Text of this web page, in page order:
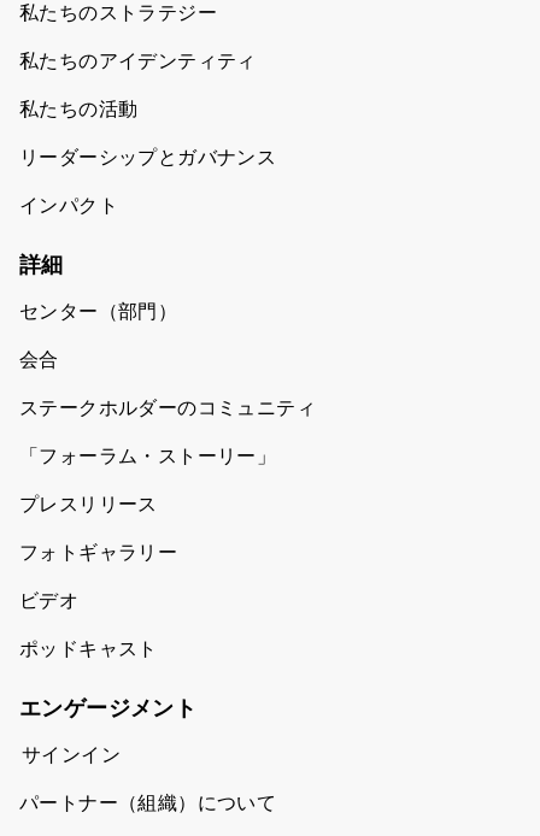
私たちのストラテジー
私たちのアイデンティティ
私たちの活動
リーダーシップとガバナンス
インパクト
詳細
センター（部門）
会合
ステークホルダーのコミュニティ
「フォーラム・ストーリー」
プレスリリース
フォトギャラリー
ビデオ
ポッドキャスト
エンゲージメント
サインイン
パートナー（組織）について